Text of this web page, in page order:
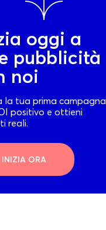
oggi a
pubblicità
noi
la tua prima campagna
positivo e ottieni
reali.
INIZIA ORA